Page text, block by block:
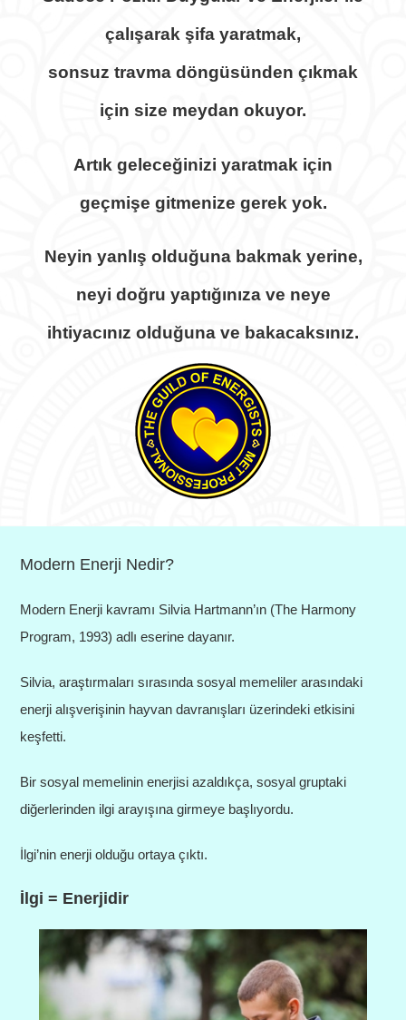
çalışarak şifa yaratmak,
sonsuz travma döngüsünden çıkmak
için size meydan okuyor.
Artık geleceğinizi yaratmak için
geçmişe gitmenize gerek yok.
Neyin yanlış olduğuna bakmak yerine,
neyi doğru yaptığınıza ve neye
ihtiyacınız olduğuna ve bakacaksınız.
Modern Enerji Nedir?
Modern Enerji kavramı Silvia Hartmann’ın (The Harmony
Program, 1993) adlı eserine dayanır.
Silvia, araştırmaları sırasında sosyal memeliler arasındaki
enerji alışverişinin hayvan davranışları üzerindeki etkisini
keşfetti.
Bir sosyal memelinin enerjisi azaldıkça, sosyal gruptaki
diğerlerinden ilgi arayışına girmeye başlıyordu.
İlgi’nin enerji olduğu ortaya çıktı.
İlgi = Enerjidir